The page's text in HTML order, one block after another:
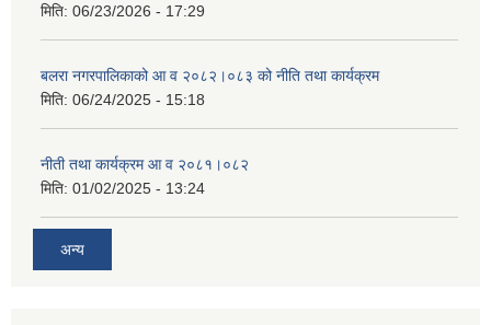
मिति: 06/23/2026 - 17:29
बलरा नगरपालिकाको आ व २०८२।०८३ को नीति तथा कार्यक्रम
मिति: 06/24/2025 - 15:18
नीती तथा कार्यक्रम आ व २०८१।०८२
मिति: 01/02/2025 - 13:24
अन्य